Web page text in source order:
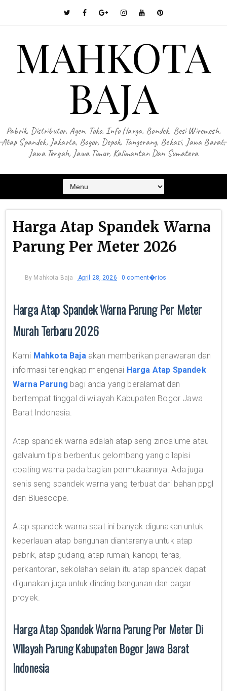
MAHKOTA
BAJA
Pabrik, Distributor, Agen, Toko, Info Harga, Bondek, Besi Wiremesh,
Atap Spandek, Jakarta, Bogor, Depok, Tangerang, Bekasi, Jawa Barat,
Jawa Tengah, Jawa Timur, Kalimantan Dan Sumatera
Harga Atap Spandek Warna
Parung Per Meter 2026
By Mahkota Baja April 28, 2026 0 coment�rios
Harga Atap Spandek Warna Parung Per Meter
Murah Terbaru 2026
Kami Mahkota Bajaakan memberikan penawaran dan
informasi terlengkap mengenai Harga Atap Spandek
Warna Parung bagi anda yang beralamat dan
bertempat tinggal di wilayah Kabupaten Bogor Jawa
Barat Indonesia.
Atap spandek warna adalah atap seng zincalume atau
galvalum tipis berbentuk gelombang yang dilapisi
coating warna pada bagian permukaannya. Ada juga
senis seng spandek warna yang terbuat dari bahan ppgl
dan Bluescope.
Atap spandek warna saat ini banyak digunakan untuk
keperlauan atap bangunan diantaranya untuk atap
pabrik, atap gudang, atap rumah, kanopi, teras,
perkantoran, sekolahan selain itu atap spandek dapat
digunakan juga untuk dinding bangunan dan pagar
proyek.
Harga Atap Spandek Warna Parung Per Meter Di
Wilayah Parung Kabupaten Bogor Jawa Barat
Indonesia